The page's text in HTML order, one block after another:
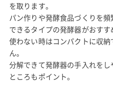
を取ります。
パン作りや発酵食品づくりを
できるタイプの発酵器がおすす
使わない時はコンパクトに収
ん。
分解できて発酵器の手入れを
ところもポイント。